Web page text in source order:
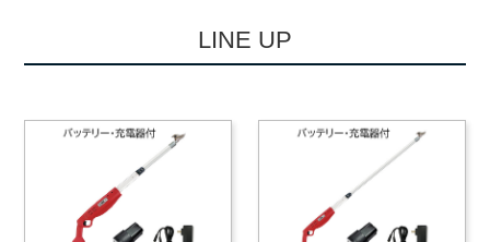
LINE UP